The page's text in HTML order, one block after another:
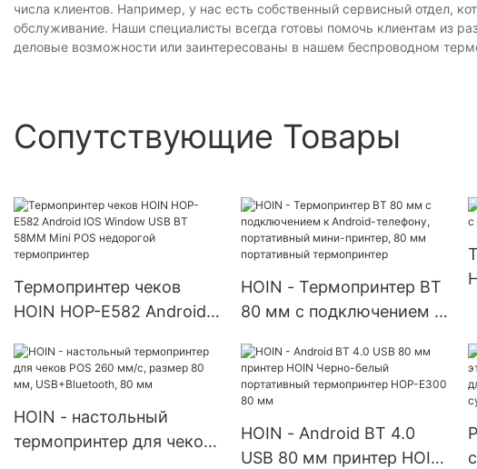
числа клиентов. Например, у нас есть собственный сервисный отдел,
обслуживание. Наши специалисты всегда готовы помочь клиентам из
деловые возможности или заинтересованы в нашем беспроводном
Сопутствующие Товары
Термопринтер чеков
HOIN HOP-E582 Android
58MM Mini POS
недорогой термопринтер
HOIN - Термопринтер BT
80 мм с подключением к
портативный мини-
принтер, 80 мм
портативный
термопринтер
HOIN - настольный
термопринтер для чеков
HOIN - Android BT 4.0
USB 80 мм принтер HOIN